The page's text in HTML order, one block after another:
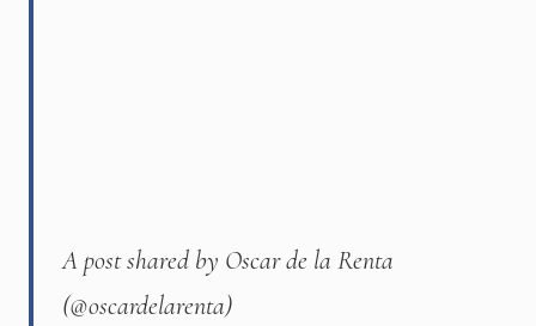
A post shared by Oscar de la Renta
(@oscardelarenta)